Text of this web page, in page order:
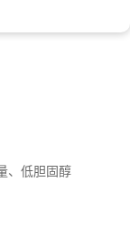
、低胆固醇